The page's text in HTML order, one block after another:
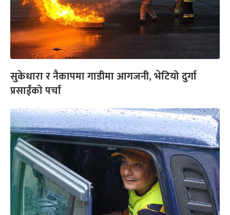
सुकेधारा र नैकापमा गाडीमा आगजनी, भेटियो दुर्गा
प्रसाईंको पर्चा